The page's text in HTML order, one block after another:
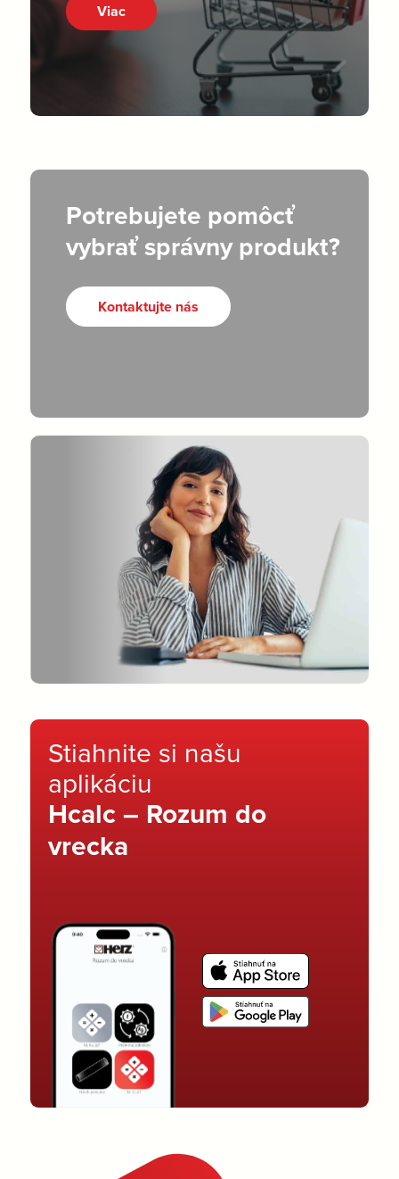
Viac
Potrebujete pomôcť
vybrať správny produkt?
Kontaktujte nás
Stiahnite si našu
aplikáciu
Hcalc – Rozum do
vrecka